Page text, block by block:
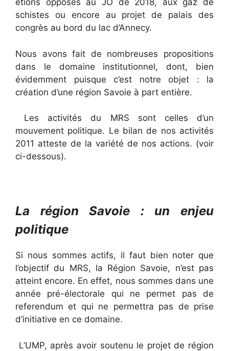
étions opposés au JO de 2018, aux gaz de
schistes ou encore au projet de palais des
congrès au bord du lac d’Annecy.
Nous avons fait de nombreuses propositions
dans le domaine institutionnel, dont, bien
évidemment puisque c’est notre objet : la
création d’une région Savoie à part entière.
Les activités du MRS
sont celles d’un
mouvement politique. Le bilan de nos activités
2011 atteste de la variété de nos actions. (voir
ci-dessous).
La région Savoie : un enjeu
politique
Si nous sommes actifs, il faut bien noter que
l’objectif du MRS, la Région Savoie, n’est pas
atteint encore. En effet, nous sommes dans une
année pré-électorale qui ne permet pas de
referendum et qui ne permettra pas de prise
d’initiative en ce domaine.
L’UMP, après avoir soutenu le projet de région